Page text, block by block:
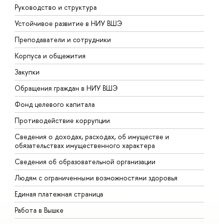
Руководство и структура
Устойчивое развитие в НИУ ВШЭ
Преподаватели и сотрудники
Корпуса и общежития
Закупки
Обращения граждан в НИУ ВШЭ
Фонд целевого капитала
Противодействие коррупции
Сведения о доходах, расходах, об имуществе и
обязательствах имущественного характера
Сведения об образовательной организации
Людям с ограниченными возможностями здоровья
Единая платежная страница
Работа в Вышке